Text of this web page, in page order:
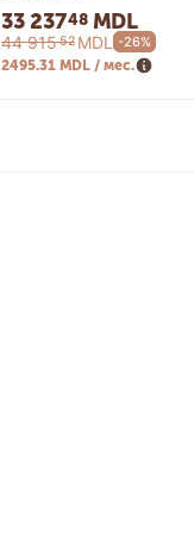
33 23748 MDL
44 91552 MDL -26%
2495.31 MDL / мес.